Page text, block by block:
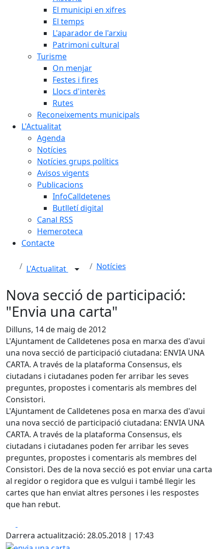
El municipi en xifres
El temps
L'aparador de l'arxiu
Patrimoni cultural
Turisme
On menjar
Festes i fires
Llocs d'interès
Rutes
Reconeixements municipals
L'Actualitat
Agenda
Notícies
Notícies grups polítics
Avisos vigents
Publicacions
InfoCalldetenes
Butlletí digital
Canal RSS
Hemeroteca
Contacte
L'Actualitat Notícies
Nova secció de participació:
"Envia una carta"
Dilluns, 14 de maig de 2012
L'Ajuntament de Calldetenes posa en marxa des d'avui
una nova secció de participació ciutadana: ENVIA UNA
CARTA. A través de la plataforma Consensus, els
ciutadans i ciutadanes poden fer arribar les seves
preguntes, propostes i comentaris als membres del
Consistori.
L'Ajuntament de Calldetenes posa en marxa des d'avui
una nova secció de participació ciutadana: ENVIA UNA
CARTA. A través de la plataforma Consensus, els
ciutadans i ciutadanes poden fer arribar les seves
preguntes, propostes i comentaris als membres del
Consistori. Des de la nova secció es pot enviar una carta
al regidor o regidora que es vulgui i també llegir les
cartes que han enviat altres persones i les respostes
que han rebut.
Darrera actualització: 28.05.2018 | 17:43
envia una carta